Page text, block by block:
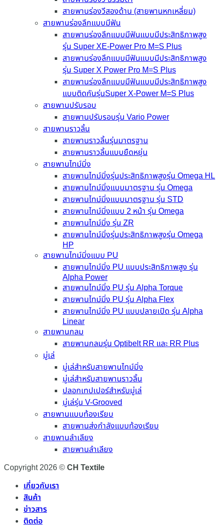
สายพานร่องวีสองด้าน (สายพานหกเหลี่ยม)
สายพานร่องลึกแบบมีฟัน
สายพานร่องลึกแบบมีฟันแบบมีประสิทธิภาพสูง
รุ่น Super XE-Power Pro M=S Plus
สายพานร่องลึกแบบมีฟันแบบมีประสิทธิภาพสูง
รุ่น Super X Power Pro M=S Plus
สายพานร่องลึกแบบมีฟันแบบมีประสิทธิภาพสูง
แบบติดกันรุ่นSuper X-Power M=S Plus
สายพานปรับรอบ
สายพานปรับรอบรุ่น Vario Power
สายพานราวลิ้น
สายพานราวลิ้นรุ่นมาตรฐาน
สายพานราวลิ้นแบบยืดหยุ่น
สายพานไทม์มิ่ง
สายพานไทม์มิ่งรุ่นประสิทธิภาพสูงรุ่น Omega HL
สายพานไทม์มิ่งแบบมาตรฐาน รุ่น Omega
สายพานไทม์มิ่งแบบมาตรฐาน รุ่น STD
สายพานไทม์มิ่งแบบ 2 หน้า รุ่น Omega
สายพานไทม์มิ่ง รุ่น ZR
สายพานไทม์มิ่งรุ่นประสิทธิภาพสูงรุ่น Omega
HP
สายพานไทม์มิ่งแบบ PU
สายพานไทม์มิ่ง PU แบบประสิทธิภาพสูง รุ่น
Alpha Power
สายพานไทม์มิ่ง PU รุ่น Alpha Torque
สายพานไทม์มิ่ง PU รุ่น Alpha Flex
สายพานไทม์มิ่ง PU แบบปลายเปิด รุ่น Alpha
Linear
สายพานกลม
สายพานกลมรุ่น Optibelt RR และ RR Plus
มู่เล่
มู่เล่สำหรับสายพานไทม์มิ่ง
มู่เล่สำหรับสายพานราวลิ้น
ปลอกเทปเปอร์สำหรับมู่เล่
มู่เล่รุ่น V-Grooved
สายพานแบบท้องเรียบ
สายพานส่งกำลังแบบท้องเรียบ
สายพานลำเลียง
สายพานลำเลียง
Copyright 2026 © CH Textile
เกี่ยวกับเรา
สินค้า
ข่าวสาร
ติดต่อ